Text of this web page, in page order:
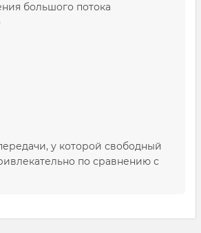
большого потока
у которой свободный
по сравнению с